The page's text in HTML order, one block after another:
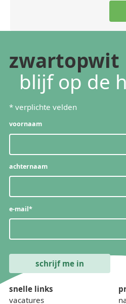
zwartopwit
blijf op de
* verplichte velden
voornaam
achternaam
e-mail*
snelle links
vacatures